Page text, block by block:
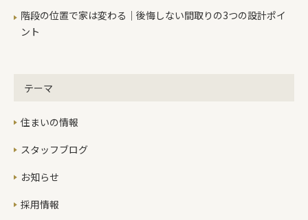
階段の位置で家は変わる｜後悔しない間取りの3つの設計ポイ
ント
テーマ
住まいの情報
スタッフブログ
お知らせ
採用情報